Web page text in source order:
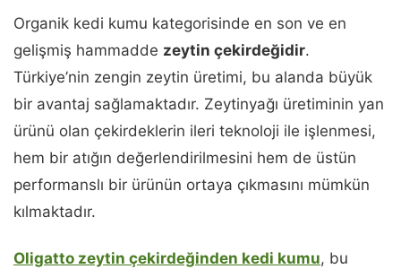
Organik kedi kumu kategorisinde en son ve en
gelişmiş hammadde zeytin çekirdeğidir.
Türkiye’nin zengin zeytin üretimi, bu alanda büyük
bir avantaj sağlamaktadır. Zeytinyağı üretiminin yan
ürünü olan çekirdeklerin ileri teknoloji ile işlenmesi,
hem bir atığın değerlendirilmesini hem de üstün
performanslı bir ürünün ortaya çıkmasını mümkün
kılmaktadır.
Oligatto zeytin çekirdeğinden kedi kumu, bu